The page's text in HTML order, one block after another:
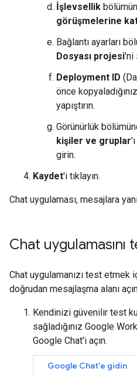
İşlevsellik
görüşmelerine
Bağlantı ayarları
Dosyası projesi'ni
Deployment ID
önce
yapıştırın.
Görünürlük
kişiler ve gruplar
girin.
Kaydet'i tıklayın.
Chat uygulaması, mesajlara
Chat uygulamasını
Chat uygulamanızı test etmek
doğrudan mesajlaşma alanı
Kendinizi güvenilir test
sağladığınız Google
Google Chat'i açın.
Google Chat'e gidin